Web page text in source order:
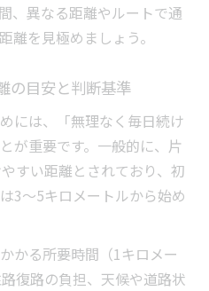
が自転車通勤を快適に変
ャリを選ぶ際の距離目
坂道も楽になる活用法
自転車の通勤距離比較
快適にする乗り方のポイ
た自転車通勤車種の選び
、異なる距離やルートで通
離を見極めましょう。
の目安と判断基準
には、「無理なく毎日続け
が重要です。一般的に、片
すい距離とされており、初
3～5キロメートルから始め
かる所要時間（1キロメー
復路の負担、天候や道路状